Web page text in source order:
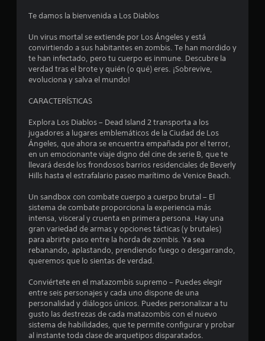
.
s
t
r
l
l
s
d
Te damos la bienvenida a Los Diablos
Un virus mortal se extiende por Los Ángeles y está
convirtiendo a sus habitantes en zombis. Te han mordido y
te han infectado, pero tu cuerpo es inmune. Descubre la
verdad tras el brote y quién (o qué) eres. ¡Sobrevive,
evoluciona y salva el mundo!
CARACTERÍSTICAS
Explora Los Diablos – Dead Island 2 transporta a los
jugadores a lugares emblemáticos de la Ciudad de Los
Ángeles, que ahora se encuentra empañada por el terror,
en un emocionante viaje digno del cine de serie B, que te
llevará desde los frondosos barrios residenciales de Beverly
Hills hasta el estrafalario paseo marítimo de Venice Beach.
Un sandbox con combate cuerpo a cuerpo brutal – El
sistema de combate proporciona la experiencia más
intensa, visceral y cruenta en primera persona. Hay una
gran variedad de armas y opciones tácticas (y brutales)
para abrirte paso entre la horda de zombis. Ya sea
rebanando, aplastando, prendiendo fuego o desgarrando,
queremos que lo sientas de verdad.
Conviértete en el matazombis supremo – Puedes elegir
entre seis personajes y cada uno dispone de una
personalidad y diálogos únicos. Puedes personalizar a tu
gusto las destrezas de cada matazombis con el nuevo
sistema de habilidades, que te permite configurar y probar
al instante toda clase de arquetipos disparatados.